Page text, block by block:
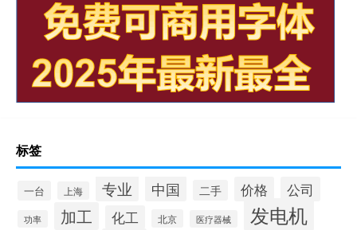
标签
一台 上海 专业 中国 二手 价格 公司
功率 加工 化工 北京 医疗器械 发电机